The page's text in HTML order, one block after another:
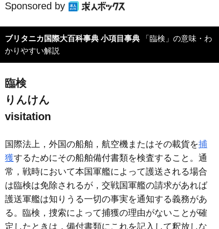
Sponsored by
ブリタニカ国際大百科事典 小項目事典
かりやすい解説
臨検
りんけん
visitation
国際法上，外国の船舶，航空機またはその載貨を捕
獲するためにその船舶備付書類を検査すること。通
常，戦時において本国軍艦によって護送される場合
は臨検は免除されるが，交戦国軍艦の請求があれば
護送軍艦は知りうる一切の事実を通知する義務があ
る。臨検，捜索によって捕獲の理由がないことが確
定したときは，備付書類にこれを記入して釈放しな